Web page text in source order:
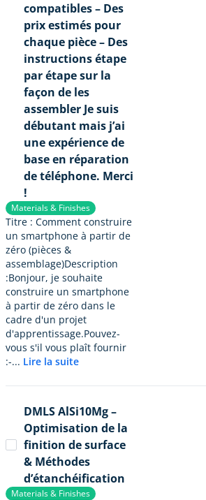
compatibles – Des
prix estimés pour
chaque pièce – Des
instructions étape
par étape sur la
façon de les
assembler Je suis
débutant mais j’ai
une expérience de
base en réparation
de téléphone. Merci
!
Materials & Finishes
Titre : Comment construire
un smartphone à partir de
zéro (pièces &
assemblage)Description
:Bonjour, je souhaite
construire un smartphone
à partir de zéro dans le
cadre d'un projet
d'apprentissage.Pouvez-
vous s'il vous plaît fournir
:-... Lire la suite
DMLS AlSi10Mg –
Optimisation de la
finition de surface
& Méthodes
d’étanchéification
Materials & Finishes